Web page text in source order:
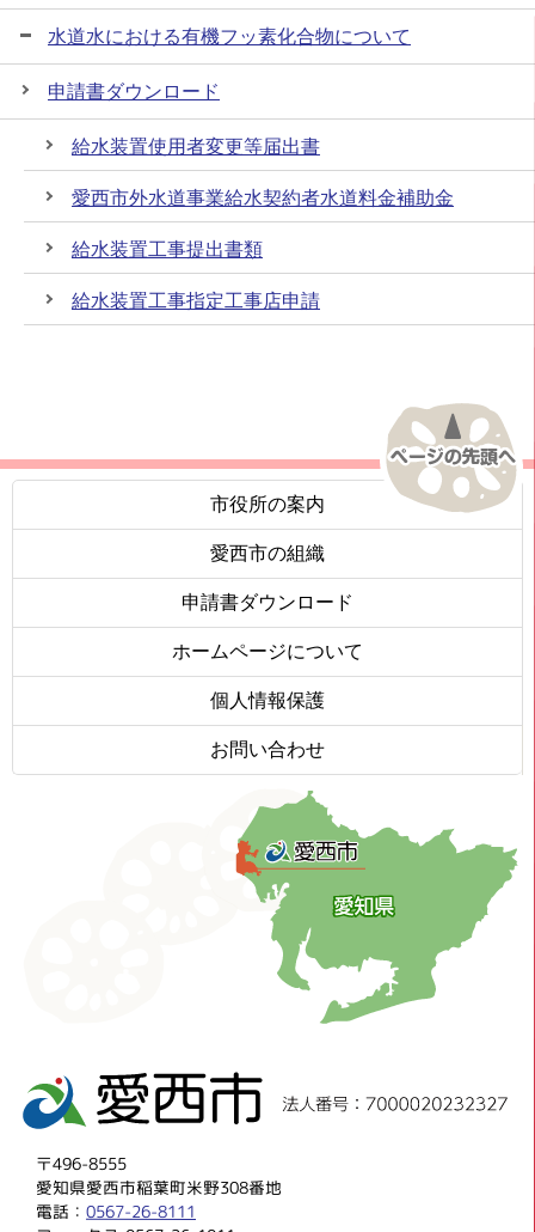
水道水における有機フッ素化合物について
申請書ダウンロード
給水装置使用者変更等届出書
愛西市外水道事業給水契約者水道料金補助金
給水装置工事提出書類
給水装置工事指定工事店申請
市役所の案内
愛西市の組織
申請書ダウンロード
ホームページについて
個人情報保護
お問い合わせ
〒496-8555
愛知県愛西市稲葉町米野308番地
電話：0567-26-8111